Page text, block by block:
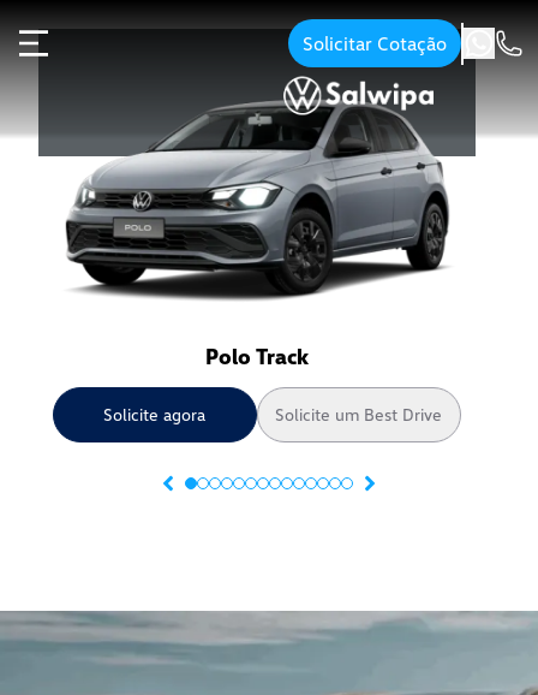
Solicitar Cotação
Polo Track
Solicite agora Solicite um Best Drive